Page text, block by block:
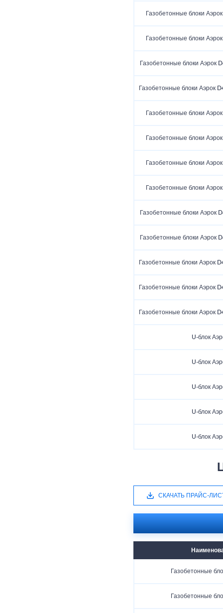
Газобетонные блоки
Газобетонные блоки
Газобетонные блоки Аэрок
Газобетонные блоки Аэрок
Газобетонные блоки
Газобетонные блоки
Газобетонные блоки
Газобетонные блоки
Газобетонные блоки Аэрок
Газобетонные блоки Аэрок
Газобетонные блоки Аэрок
Газобетонные блоки Аэрок
Газобетонные блоки Аэрок
U-блок
U-блок
U-блок
U-блок
U-блок
СКАЧАТЬ ПРАЙС-
Газобетонные
Газобетонные